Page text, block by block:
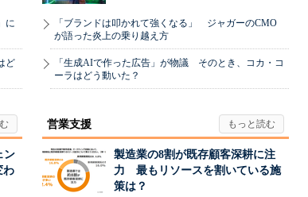
に
ど
「ブランドは叩かれて強くなる」 ジャガーのCMO
が語った炎上の乗り越え方
「生成AIで作った広告」が物議 そのとき、コカ・コ
ーラはどう動いた？
ン
わ
営業支援
製造業の8割が既存顧客深耕に注
力 最もリソースを割いている施
策は？